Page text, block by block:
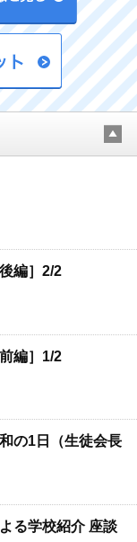
編］2/2
編］1/2
の1日（生徒会長
る学校紹介 座談